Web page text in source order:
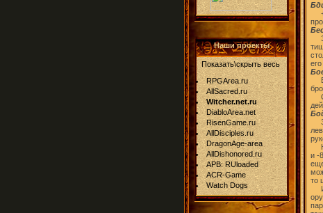
Наши проекты
Показать\скрыть весь
RPGArea.ru
AllSacred.ru
Witcher.net.ru
DiabloArea.net
RisenGame.ru
AllDisciples.ru
DragonAge-area
AllDishonored.ru
APB: RUloaded
ACR-Game
Watch Dogs
В
и -
то